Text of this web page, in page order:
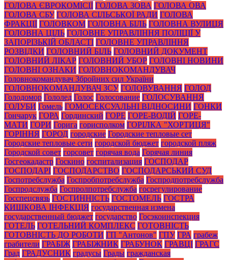
ГОЛОВА ЄВРОКОМІСІЇ ГОЛОВА ЗОВА ГОЛОВА ОВА
ГОЛОВА СБУ ГОЛОВА СІЛЬСЬКОЇ РАДИ ГОЛОВА
ФРАКЦІЇ ГОЛОВКОМ ГОЛОВНА БІЛЬ ГОЛОВНА ВУЛИЦЯ
ГОЛОВНА ЦІЛЬ ГОЛОВНЕ УПРАВЛІННЯ ПОЛІЦІЇ У
ЗАПОРІЗЬКІЙ ОБЛАСТІ ГОЛОВНЕ УПРАВЛІННЯ
РОЗВІДКИ ГОЛОВНИЙ БІЛЬ ГОЛОВНИЙ ДОКУМЕНТ
ГОЛОВНИЙ ЛІКАР ГОЛОВНИЙ УБОР ГОЛОВНІ НОВИНИ
ГОЛОВНІ ОЗНАКИ ГОЛОВНОКОМАНДУВАЧ
Головнокомандувач Збройних сил України
ГОЛОВНОКОМАНДУВАЧ ЗСУ ГОЛОВУВАННЯ ГОЛОД
Голодомор Гололед Голос Голосование ГОЛОСУВАННЯ
ГОЛУБИ Гомель ГОМОСЕКСУАЛЬНІ ВІДНОСИНИ ГОНКИ
Гончарук ГОРА Гординский ГОРЕ ГОРЕ-ВОДІЙ ГОРЕ-
МАТИ ГОРИ Горига горисполком ГОРІЛКА "ХОРТИЦЯ"
ГОРІННЯ ГОРОД городские Городские тепловые сет
Городские тепловые сети городской бюджет городской пляж
Городской совет горсовет горячая вода Горячая линия
Госгеокадастр Госкино госпитализация ГОСПОДАР
ГОСПОДАРІ ГОСПОДАРСТВО ГОСПОДАРСЬКИЙ СУД
Госпотребслужба Госпробпотребслужба Госпродпотребслужба
Госпродслужба Госпролпотребслужба госрегулирование
Госспецсвязь ГОСТИННІСТЬ ГОСТОМЕЛЬ ГОСТРА
КИШКОВА ІНФЕКЦІЯ государственная измена
государственный бюджет государство Госэкоинспекция
ГОТЕЛЬ ГОТЕЛЬНИЙ КОМПЛЕКС ГОТОВНІСТЬ
ГОТОВНІСТЬ ДО РОБОТИ ГП "Антонов" ГПУ ГРА грабеж
грабители ГРАБІЖ ГРАБІЖНИК ГРАБУНОК ГРАВЦІ ГРАГС
Град ГРАДУСНИК градусы Грады гражданская